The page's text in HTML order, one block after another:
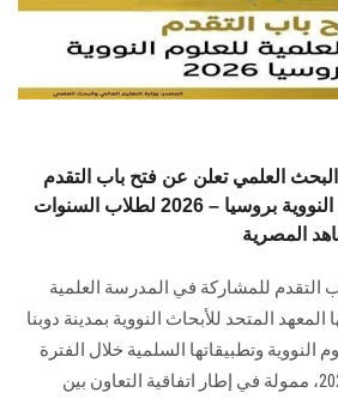
البحث العلمي تعلن عن فتح باب التقدم
للمدرسة العلمية للعلوم النووية بروسيا – 2026 لطلاب السنوات
المصرية
التقدم للمشاركة في المدرسة العلمية
المعهد المتحد للأبحاث النووية بمدينة دوبنا
النووية وتطبيقاتها السلمية خلال الفترة
من 14 يونيو إلى 4 يوليو 2026، ممولة في إطار اتفاقية التعاون بين